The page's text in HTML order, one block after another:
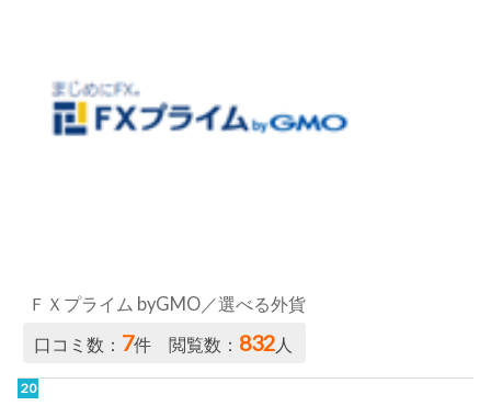
ＦＸプライム byGMO／選べる外貨
口コミ数： 7件 閲覧数： 832人